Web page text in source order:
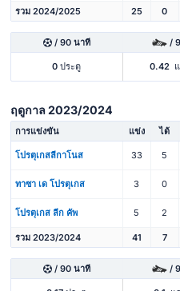
รวม 2024/2025 25 0
/ 90 นาที /
0 ประตู 0.42
ฤดูกาล 2023/2024
การแข่งขัน แข่ง ได้
โปรตุเกสลีกาโนส 33 5
ทาซา เด โปรตุเกส 3 0
โปรตุเกส ลีก คัพ 5 2
รวม 2023/2024 41 7
/ 90 นาที /